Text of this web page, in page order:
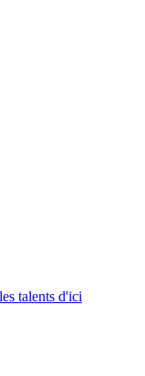
talents d'ici